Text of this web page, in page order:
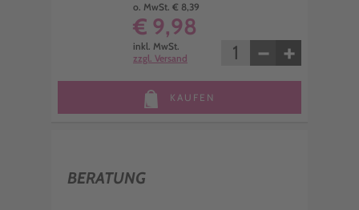
o. MwSt. € 8,39
€ 9,98
inkl. MwSt.
zzgl. Versand
− +
KAUFEN
BERATUNG